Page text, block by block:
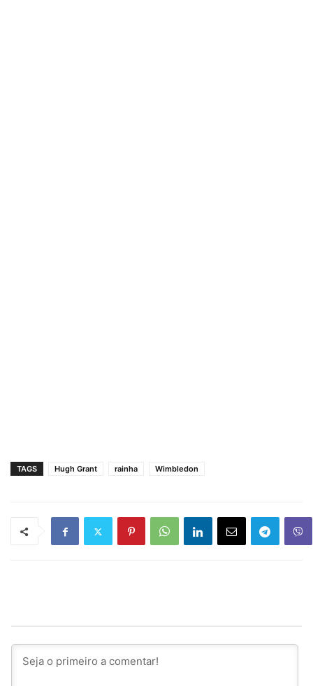
TAGS Hugh Grant rainha Wimbledon